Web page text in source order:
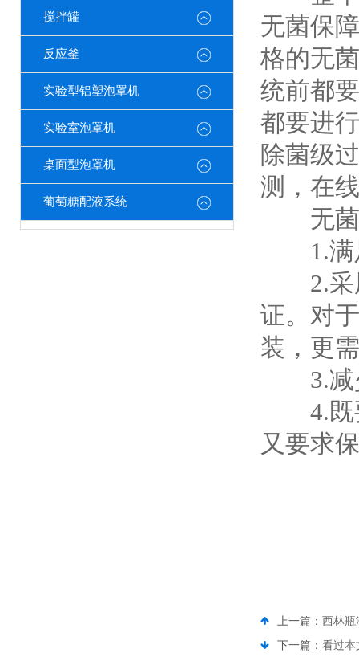
搅拌罐
反应釜
实验型铝塑泡罩机
实验室泡罩机
桌面型泡罩机
葡萄糖配液系统
无菌保
格的无
统前都
都要进
除菌级
测，在
无菌
1.满足
2.采用
证。对
装，更
3.减少
4.既要
又要求
上一篇： 西林瓶
下一篇： 看过本